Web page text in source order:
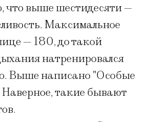
что выше шестидесяти —
Максимальное
— 180, до такой
натренировался
Выше написано "Особые
Наверное, такие бывают